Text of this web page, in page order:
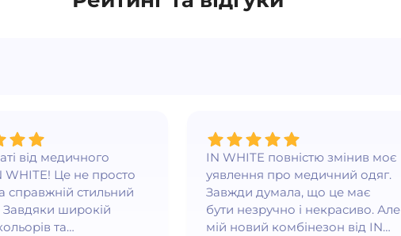
від медичного
WHITE! Це не просто
справжній стильний
широкій
та
IN WHITE повністю змінив моє
уявлення про медичний одяг.
Завжди думала, що це має
бути незручно і некрасиво. Але
мій новий комбінезон від IN